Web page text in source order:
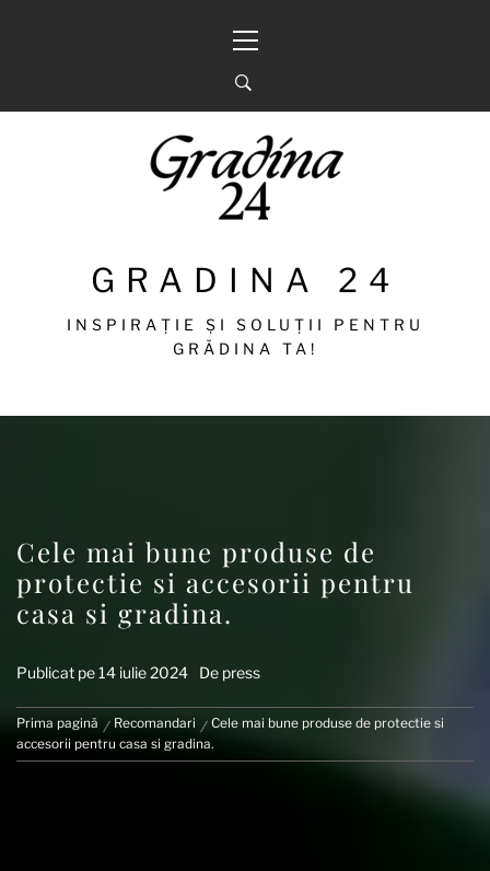
principal
GRADINA 24
INSPIRAȚIE ȘI SOLUȚII PENTRU
GRĂDINA TA!
Cele mai bune produse de
protectie si accesorii pentru
casa si gradina.
Publicat pe14 iulie 2024 De press
Prima pagină Recomandari
Cele mai bune produse de protectie si
accesorii pentru casa si gradina.